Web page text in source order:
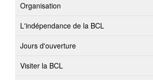
Organisation
L'indépendance de la BCL
Jours d'ouverture
Visiter la BCL